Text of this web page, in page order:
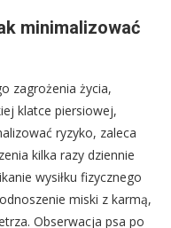
minimalizować
zagrożenia życia,
klatce piersiowej,
ryzyko, zaleca
kilka razy dziennie
wysiłku fizycznego
miski z karmą,
Obserwacja psa po